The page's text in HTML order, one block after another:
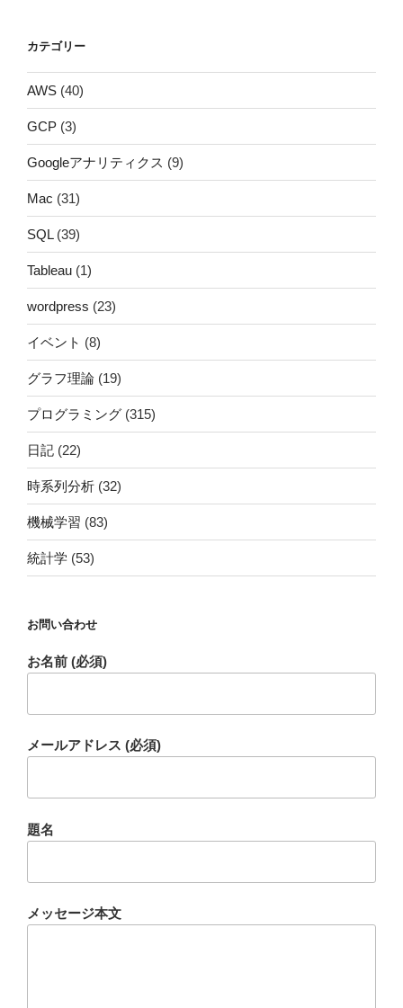
カテゴリー
AWS (40)
GCP (3)
Googleアナリティクス (9)
Mac (31)
SQL(39)
Tableau (1)
wordpress (23)
イベント (8)
グラフ理論 (19)
プログラミング (315)
日記 (22)
時系列分析 (32)
機械学習 (83)
統計学 (53)
お問い合わせ
お名前 (必須)
メールアドレス (必須)
題名
メッセージ本文